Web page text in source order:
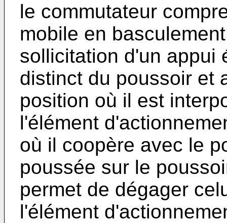
le commutateur
mobile en
sollicitation d'un appui
distinct du poussoir et
position où il est
l'élément
où il coopère avec le
poussée sur le
permet de dégager
l'élément